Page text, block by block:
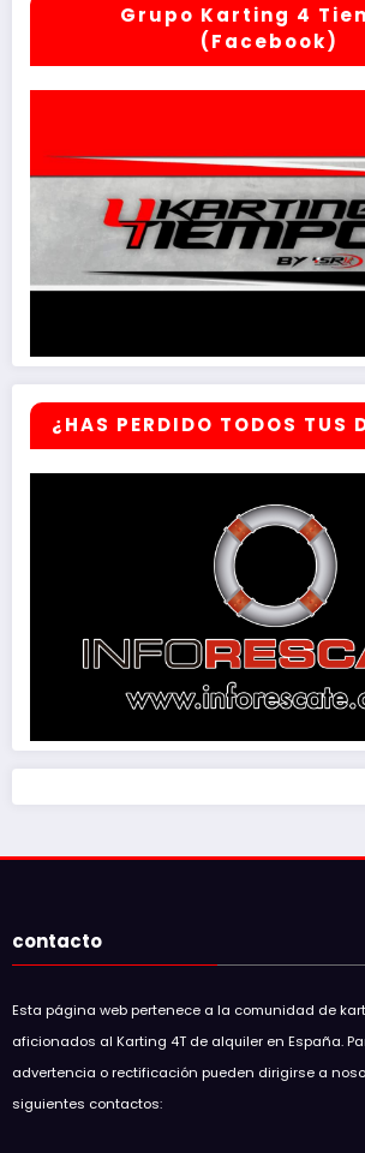
Grupo Karting 4
(Facebook)
¿HAS PERDIDO TODOS TUS
contacto
Esta página web pertenece a la comunidad de
aficionados al Karting 4T de alquiler en España.
advertencia o rectificación pueden dirigirse a
siguientes contactos: